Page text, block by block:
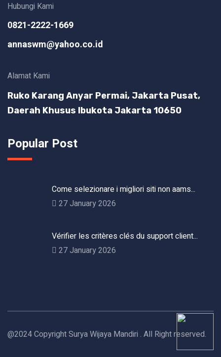
Hubungi Kami
0821-2222-1669
annaswm@yahoo.co.id
Alamat Kami
Ruko Karang Anyar Permai, Jakarta Pusat,
Daerah Khusus Ibukota Jakarta 10650
Popular Post
Come selezionare i migliori siti non aams...
27 January 2026
Vérifier les critères clés du support client...
27 January 2026
@2024 Copyright Surya Wijaya Mandiri . All Right reserved.